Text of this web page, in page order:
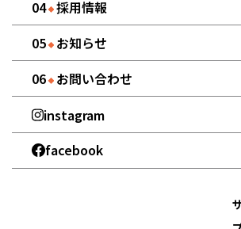
採用情報
お知らせ
お問い合わせ
instagram
facebook